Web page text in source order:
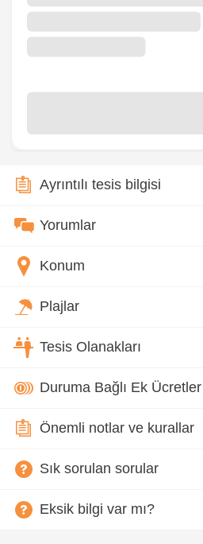
Ayrıntılı tesis bilgisi
Yorumlar
Konum
Plajlar
Tesis Olanakları
Duruma Bağlı Ek Ücretler
Önemli notlar ve kurallar
Sık sorulan sorular
Eksik bilgi var mı?